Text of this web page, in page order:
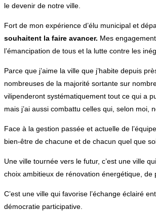
le devenir de notre ville.
Fort de mon expérience d’élu municipal et
souhaitent la faire avancer. Mes
l’émancipation de tous et la lutte contre les
Parce que j’aime la ville que j’habite depuis
nombreuses de la majorité sortante sur
vilipenderont systématiquement tout ce qui a
mais j’ai aussi combattu celles qui, selon
Face à la gestion passée et actuelle de
bien-être de chacune et de chacun quel que
Une ville tournée vers le futur, c’est une ville
choix ambitieux de rénovation énergétique,
C’est une ville qui favorise l’échange éclairé
démocratie participative.